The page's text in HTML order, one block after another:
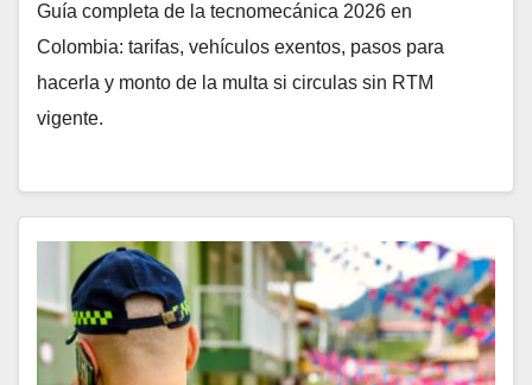
Guía completa de la tecnomecánica 2026 en
Colombia: tarifas, vehículos exentos, pasos para
hacerla y monto de la multa si circulas sin RTM
vigente.